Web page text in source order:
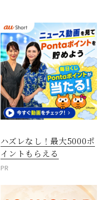
ハズレなし！最大5000ポ
イントもらえる
PR